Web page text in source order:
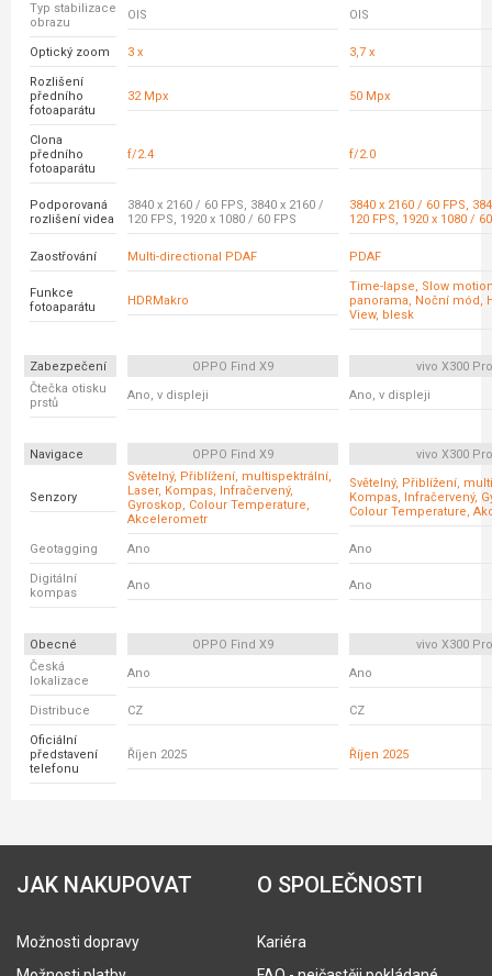
Typ stabilizace
obrazu
OIS OIS
Optický zoom 3 x 3,7 x
Rozlišení
předního
fotoaparátu
32 Mpx 50 Mpx
Clona
předního
fotoaparátu
f/2.4 f/2.0
Podporovaná
rozlišení videa
3840 x 2160 / 60 FPS, 3840 x 2160 /
120 FPS, 1920 x 1080 / 60 FPS
3840 x 2160 / 60 FPS,
120 FPS, 1920 x 1080 /
Zaostřování Multi-directional PDAF PDAF
Funkce
fotoaparátu
HDRMakro
Time-lapse, Slow
panorama, Noční mód,
View, blesk
Zabezpečení OPPO Find X9
vivo X300 Pro
Čtečka otisku
prstů
Ano, v displeji Ano, v displeji
Navigace OPPO Find X9 vivo X300 Pro
Senzory
Světelný, Přiblížení, multispektrální,
Laser, Kompas, Infračervený,
Gyroskop, Colour Temperature,
Akcelerometr
Světelný, Přiblížení,
Kompas, Infračervený,
Colour Temperature,
Geotagging Ano Ano
Digitální
kompas
Ano Ano
Obecné OPPO Find X9
vivo X300 Pro
Česká
lokalizace
Ano Ano
Distribuce CZ CZ
Oficiální
představení
telefonu
Říjen 2025 Říjen 2025
JAK NAKUPOVAT
Možnosti dopravy
O SPOLEČNOSTI
Kariéra